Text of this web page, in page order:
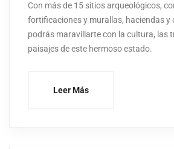
Con más de 15 sitios arqueológicos,
fortificaciones y murallas, haciendas y
podrás maravillarte con la cultura, las
paisajes de este hermoso estado.
Leer Más